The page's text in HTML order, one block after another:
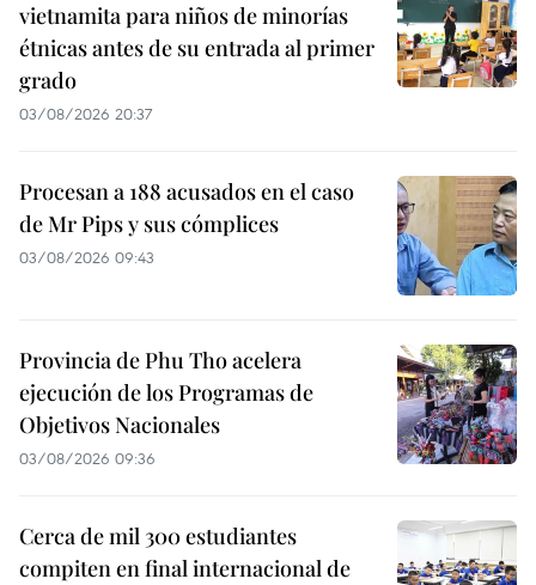
vietnamita para niños de minorías
étnicas antes de su entrada al primer
grado
03/08/2026 20:37
Procesan a 188 acusados en el caso
de Mr Pips y sus cómplices
03/08/2026 09:43
Provincia de Phu Tho acelera
ejecución de los Programas de
Objetivos Nacionales
03/08/2026 09:36
Cerca de mil 300 estudiantes
compiten en final internacional de